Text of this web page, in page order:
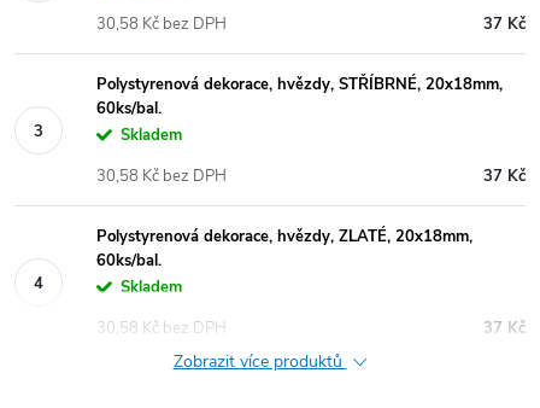
37 Kč
30,58 Kč bez DPH
Polystyrenová dekorace, hvězdy, STŘÍBRNÉ, 20x18mm,
60ks/bal.
Skladem
37 Kč
30,58 Kč bez DPH
Polystyrenová dekorace, hvězdy, ZLATÉ, 20x18mm,
60ks/bal.
Skladem
37 Kč
30,58 Kč bez DPH
Zobrazit více produktů